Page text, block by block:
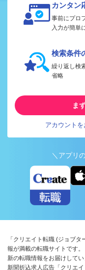
カンタン
事前にプロ
入力が簡単
検索条件
繰り返し検
省略
ま
アカウント
＼アプリ
ア
「クリエイト転職 (ジョブ
報が満載の転職サイトです
新の転職情報をお届けしてい
新聞折込求人広告「クリエ